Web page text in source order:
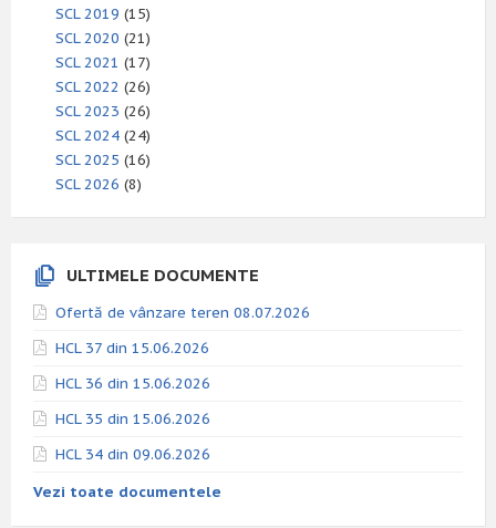
SCL 2019 (15)
SCL 2020 (21)
SCL 2021 (17)
SCL 2022 (26)
SCL 2023 (26)
SCL 2024 (24)
SCL 2025 (16)
SCL 2026 (8)
ULTIMELE DOCUMENTE
Ofertă de vânzare teren 08.07.2026
HCL 37 din 15.06.2026
HCL 36 din 15.06.2026
HCL 35 din 15.06.2026
HCL 34 din 09.06.2026
Vezi toate documentele